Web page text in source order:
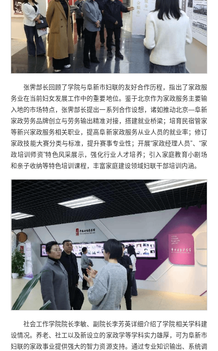
张霁部长回顾了学院与阜新市妇联的友好合作历程，指出了家政服
务业在当前妇女发展工作中的重要地位。鉴于北京作为家政服务主要输
入地的市场特点，张霁部长提出一系列合作设想，诸如推动北京—阜新
家政劳务品牌创立与劳务输出精准对接，搭建就业桥梁；培育民宿管家
等新兴家政服务相关职业，提高阜新家政服务从业人员的就业率；修订
家政技能大赛分类与标准，提升赛事专业性；开展“家政经理人员”、“家
政培训师资”特色风采展示，强化行业人才培养；引入家庭教育小剧场
和亲子收纳等特色培训课程，丰富家庭建设领域妇联干部培训内涵。
社会工作学院院长李敏、副院长李芳英详细介绍了学院相关学科建
设情况。养老、社工以及新设立的家政学等学科实力雄厚，可为阜新市
妇联的家政事业提供强大的智力资源支持。通过专业知识输出、系统调